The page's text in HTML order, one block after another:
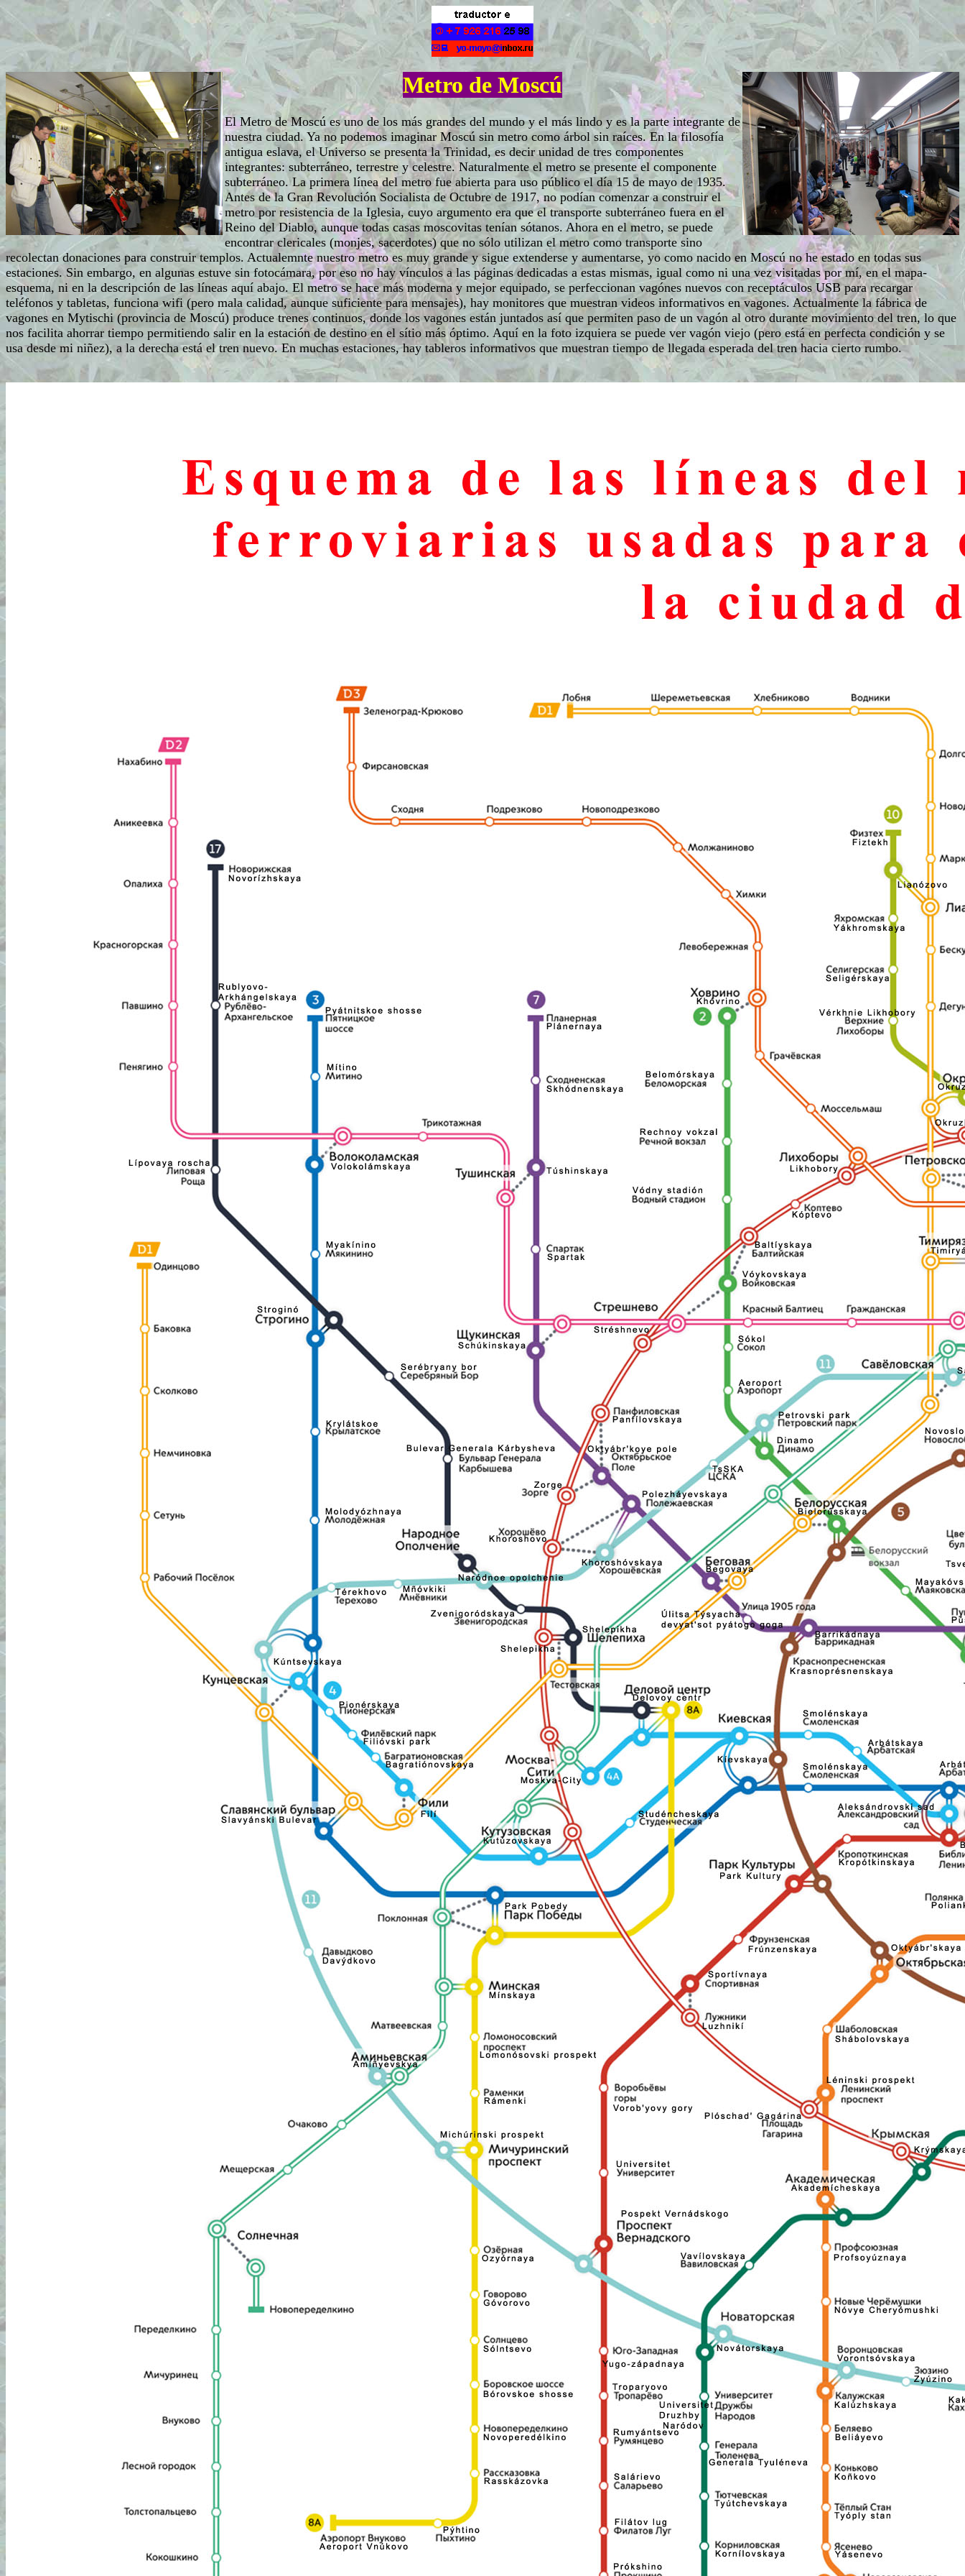
Metro de Moscú
El Metro de Moscú es uno de los más grandes del mundo y el más lindo y es la parte integrante de
nuestra ciudad. Ya no podemos imaginar Moscú sin metro como árbol sin raíces. En la filosofía
antigua eslava, el Universo se presenta la Trinidad, es decir unidad de tres componentes
integrantes: subterráneo, terrestre y celestre. Naturalmente el metro se presente el componente
subterráneo. La primera línea del metro fue abierta para uso público el día 15 de mayo de 1935.
Antes de la Gran Revolución Socialista de Octubre de 1917, no podían comenzar a construir el
metro por resistencia de la Iglesia, cuyo argumento era que el transporte subterráneo fuera en el
Reino del Diablo, aunque todas casas moscovitas tenían sótanos. Ahora en el metro, se puede
encontrar clericales (monjes, sacerdotes) que no sólo utilizan el metro como transporte sino
recolectan donaciones para construir templos. Actualemnte nuestro metro es muy grande y sigue extenderse y aumentarse, yo como nacido en Moscú no he estado en todas sus
estaciones. Sin embargo, en algunas estuve sin fotocámara, por eso no hay vínculos a las páginas dedicadas a estas mismas, igual como ni una vez visitadas por mí, en el mapa-
esquema, ni en la descripción de las líneas aquí abajo. El metro se hace más moderna y mejor equipado, se perfeccionan vagónes nuevos con receptáculos USB para recargar
teléfonos y tabletas, funciona wifi (pero mala calidad, aunque suficiente para mensajes), hay monitores que muestran videos informativos en vagones. Actualmente la fábrica de
vagones en Mytischi (provincia de Moscú) produce trenes continuos, donde los vagones están juntados así que permiten paso de un vagón al otro durante movimiento del tren, lo que
nos facilita ahorrar tiempo permitiendo salir en la estación de destino en el sítio más óptimo. Aquí en la foto izquiera se puede ver vagón viejo (pero está en perfecta condición y se
usa desde mi niñez), a la derecha está el tren nuevo. En muchas estaciones, hay tableros informativos que muestran tiempo de llegada esperada del tren hacia cierto rumbo.